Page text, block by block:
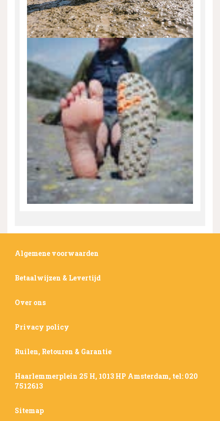
Algemene voorwaarden
Betaalwijzen & Levertijd
Over ons
Privacy policy
Ruilen, Retouren & Garantie
Haarlemmerplein 25 H, 1013 HP Amsterdam, tel: 020
7512613
Sitemap